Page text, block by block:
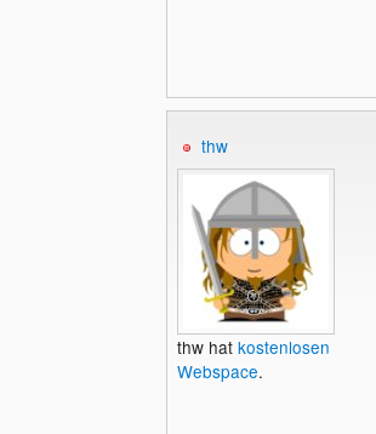
thw
thw hat kostenlosen
Webspace.